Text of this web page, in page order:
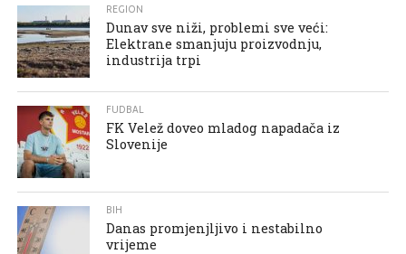
REGION
Dunav sve niži, problemi sve veći:
Elektrane smanjuju proizvodnju,
industrija trpi
FUDBAL
FK Velež doveo mladog napadača iz
Slovenije
BIH
Danas promjenjljivo i nestabilno
vrijeme